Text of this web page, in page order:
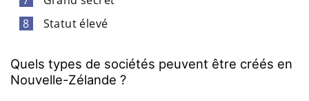
Statut élevé
Quels types de sociétés peuvent être créés en
Nouvelle-Zélande ?